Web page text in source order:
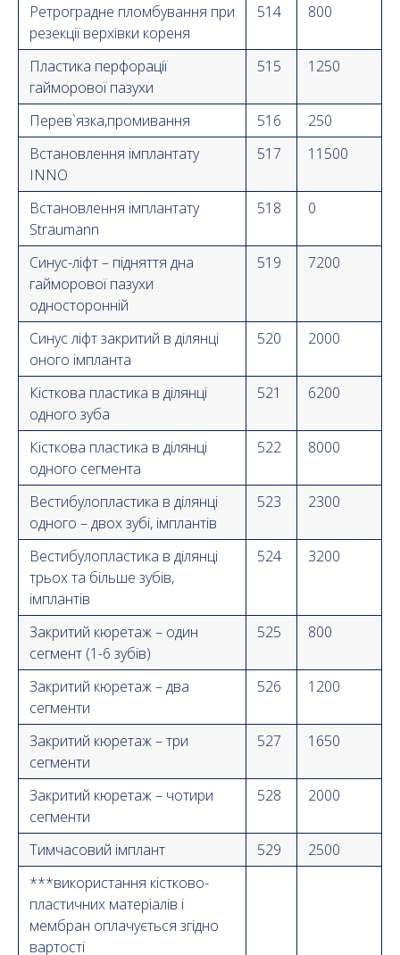
Ретроградне пломбування при
резекції верхівки кореня
514 800
Пластика перфорації
гайморової пазухи
515 1250
Перев`язка,промивання 516
250
Встановлення імплантату
INNO
517 11500
Встановлення імплантату
Straumann
518 0
Синус-ліфт – підняття дна
гайморової пазухи
односторонній
519 7200
Синус ліфт закритий в ділянці
оного імпланта
520 2000
Кісткова пластика в ділянці
одного зуба
521 6200
Кісткова пластика в ділянці
одного сегмента
522 8000
Вестибулопластика в ділянці
одного – двох зубі, імплантів
523 2300
Вестибулопластика в ділянці
трьох та більше зубів,
імплантів
524 3200
Закритий кюретаж – один
сегмент (1-6 зубів)
525 800
Закритий кюретаж – два
сегменти
526 1200
Закритий кюретаж – три
сегменти
527 1650
Закритий кюретаж – чотири
сегменти
528 2000
Тимчасовий імплант 529
2500
***використання кістково-
пластичних матеріалів і
мембран оплачується згідно
вартості